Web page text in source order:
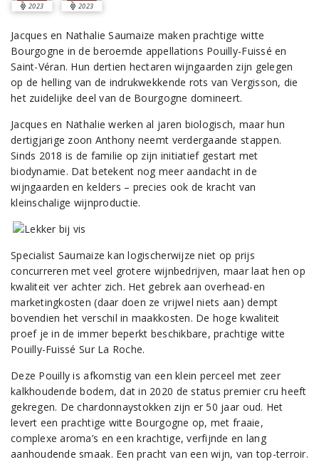
2023 2023
Jacques en Nathalie Saumaize maken prachtige witte
Bourgogne in de beroemde appellations Pouilly-Fuissé en
Saint-Véran. Hun dertien hectaren wijngaarden zijn gelegen
op de helling van de indrukwekkende rots van Vergisson, die
het zuidelijke deel van de Bourgogne domineert.
Jacques en Nathalie werken al jaren biologisch, maar hun
dertigjarige zoon Anthony neemt verdergaande stappen.
Sinds 2018 is de familie op zijn initiatief gestart met
biodynamie. Dat betekent nog meer aandacht in de
wijngaarden en kelders – precies ook de kracht van
kleinschalige wijnproductie.
Specialist Saumaize kan logischerwijze niet op prijs
concurreren met veel grotere wijnbedrijven, maar laat hen op
kwaliteit ver achter zich. Het gebrek aan overhead-en
marketingkosten (daar doen ze vrijwel niets aan) dempt
bovendien het verschil in maakkosten. De hoge kwaliteit
proef je in de immer beperkt beschikbare, prachtige witte
Pouilly-Fuissé Sur La Roche.
Deze Pouilly is afkomstig van een klein perceel met zeer
kalkhoudende bodem, dat in 2020 de status premier cru heeft
gekregen. De chardonnaystokken zijn er 50 jaar oud. Het
levert een prachtige witte Bourgogne op, met fraaie,
complexe aroma’s en een krachtige, verfijnde en lang
aanhoudende smaak. Een pracht van een wijn, van top-terroir.